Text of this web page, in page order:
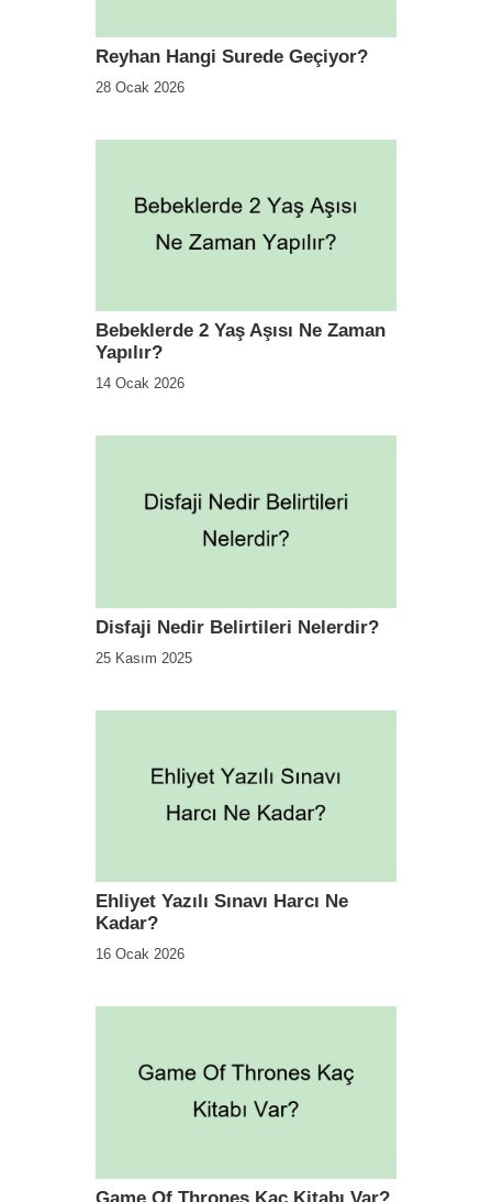
Reyhan Hangi Surede Geçiyor?
28 Ocak 2026
Bebeklerde 2 Yaş Aşısı Ne Zaman
Yapılır?
14 Ocak 2026
Disfaji Nedir Belirtileri Nelerdir?
25 Kasım 2025
Ehliyet Yazılı Sınavı Harcı Ne
Kadar?
16 Ocak 2026